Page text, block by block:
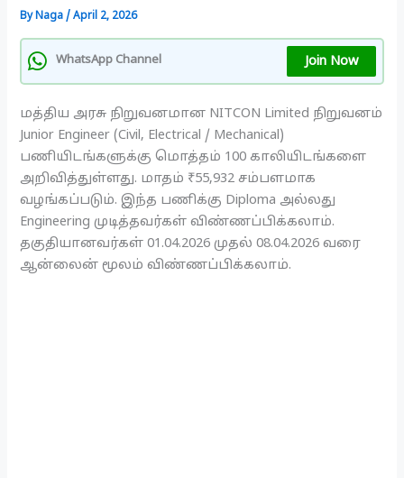
ByNaga/April 2, 2026
WhatsApp Channel Join Now
மத்திய அரசு நிறுவனமான NITCON Limited நிறுவனம்
Junior Engineer (Civil, Electrical / Mechanical)
பணியிடங்களுக்கு மொத்தம் 100 காலியிடங்களை
அறிவித்துள்ளது. மாதம் ₹55,932 சம்பளமாக
வழங்கப்படும். இந்த பணிக்கு Diploma அல்லது
Engineering முடித்தவர்கள் விண்ணப்பிக்கலாம்.
தகுதியானவர்கள் 01.04.2026 முதல் 08.04.2026 வரை
ஆன்லைன் மூலம் விண்ணப்பிக்கலாம்.